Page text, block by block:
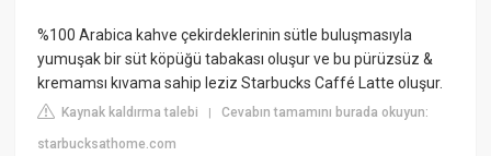
%100 Arabica kahve çekirdeklerinin sütle buluşmasıyla
yumuşak bir süt köpüğü tabakası oluşur ve bu pürüzsüz &
kremamsı kıvama sahip leziz Starbucks Caffé Latte oluşur.
Kaynak kaldırma talebi |Cevabın tamamını burada okuyun:
starbucksathome.com